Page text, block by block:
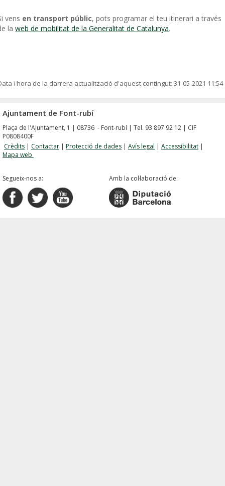
vens en transport públic, pots programar el teu itinerari a través
la web de mobilitat de la Generalitat de Catalunya.
i hora de la darrera actualització d'aquest contingut: 31-05-2021 11:54
Ajuntament de Font-rubí
Plaça de l'Ajuntament, 1 | 08736 - Font-rubí | Tel. 93 897 92 12 | CIF
P0808400F
Crèdits | Contactar | Protecció de dades | Avís legal | Accessibilitat |
Mapa web
Segueix-nos a: Amb la col·laboració de: